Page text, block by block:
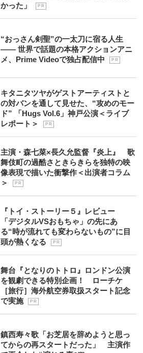
かった」
P R
“おっさん剣聖”の一太刀に宿る人生
―― 世界で話題の本格アクションアニ
メ、Prime Videoで独占配信中
P R
キタニタツヤがゲストアーティストと
の対バンを通して見せた、“攻めのモー
ド” 「Hugs Vol.6」神戸公演＜ライブ
レポート＞
P R
主演・森七菜×長久允監督『炎上』 歌
舞伎町の過酷さときらきらを独特の映
像表現で描いた衝撃作＜出演者コラム
＞
P R
『トイ・ストーリー５』レビュー
「デジタルVSおもちゃ」の先にあ
る“時が流れても変わらないもの”に目
頭が熱くなる
P R
舞台『となりのトトロ』ロンドン公演
を観劇できる特別企画！ ローチケ
［旅行］海外航空券取扱スタート記念
で実施
P R
鎮西寿々歌「お芝居を辞めようと思っ
てからの再スタートだった」 主演作